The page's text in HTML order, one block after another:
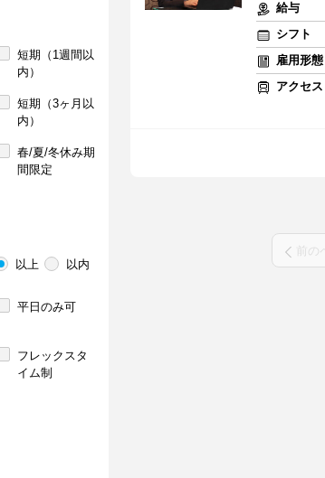
短期（1週間以
内）
短期（3ヶ月以
内）
春/夏/冬休み期
間限定
以上 以内
平日のみ可
フレックスタ
イム制
給与
シフト
雇用形態
アクセス
前の